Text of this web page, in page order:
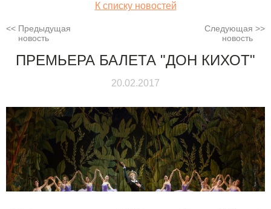
К списку новостей
Предыдущая
новость
ПРЕМЬЕРА БАЛЕТА "ДОН КИХОТ"
20.02.2017
Следующая
новость